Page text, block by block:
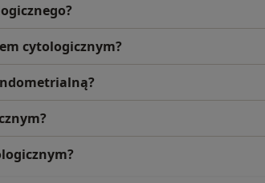
cytologicznym?